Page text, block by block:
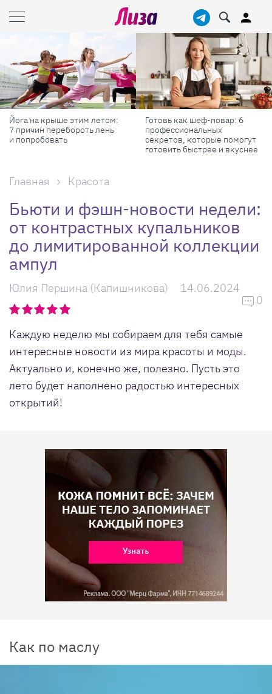
Готовь как шеф-повар: 6
профессиональных
секретов, которые помогут
Масштабные приключения:
самые красивые фестивали
России в августе
Главная Красота
Бьюти и фэшн-новости недели:
от контрастных купальников
до лимитированной коллекции
ампул
Юлия Першина (Капишникова)
14.06.2024
0
Каждую неделю мы собираем для тебя самые
интересные новости из мира красоты и моды.
Актуально и, конечно же, полезно. Пусть это
лето будет наполнено радостью интересных
открытий!
Как по маслу